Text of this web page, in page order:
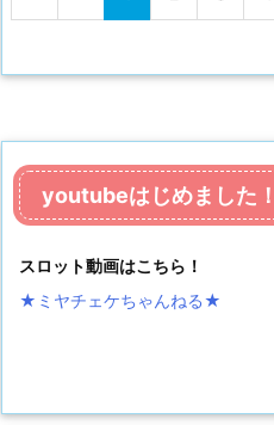
youtubeはじめました！
スロット動画はこちら！
★ミヤチェケちゃんねる★